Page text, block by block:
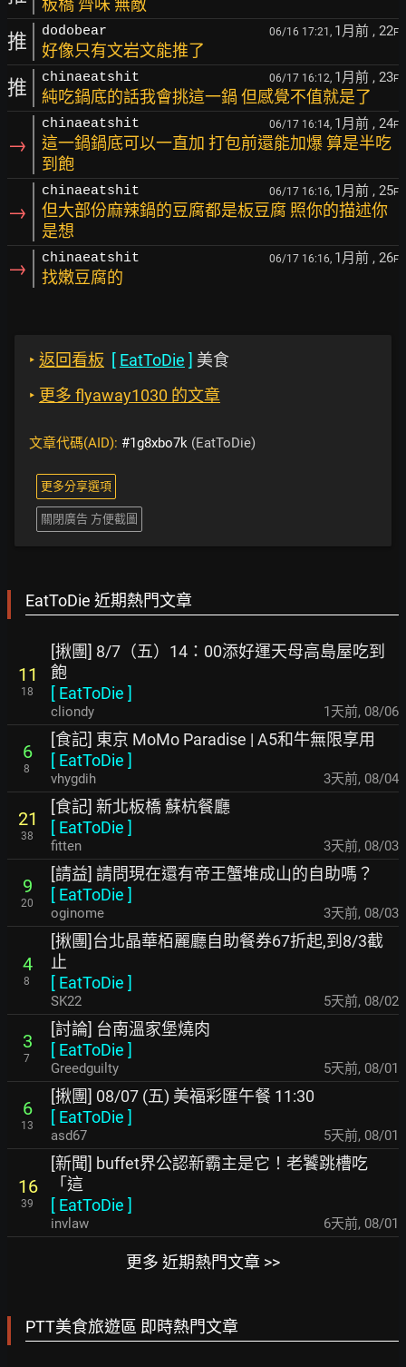
板橋 齊味 無敵
推 dodobear 06/16 17:21, 1月前 , 22F
好像只有文岩文能推了
推 chinaeatshit 06/17 16:12, 1月前 , 23F
純吃鍋底的話我會挑這一鍋 但感覺不值就是了
→
chinaeatshit 06/17 16:14, 1月前 , 24F
這一鍋鍋底可以一直加 打包前還能加爆 算是半吃
到飽
→
chinaeatshit 06/17 16:16, 1月前 , 25F
但大部份麻辣鍋的豆腐都是板豆腐 照你的描述你
是想
→ chinaeatshit 06/17 16:16, 1月前 , 26F
找嫩豆腐的
‣ 返回看板 [ EatToDie ] 美食
‣ 更多 flyaway1030 的文章
文章代碼(AID): #1g8xbo7k (EatToDie)
更多分享選項
關閉廣告 方便截圖
EatToDie 近期熱門文章
11
18
[揪團] 8/7（五）14：00添好運天母高島屋吃到
飽
[ EatToDie ]
cliondy 1天前, 08/06
6
8
[食記] 東京 MoMo Paradise | A5和牛無限享用
[ EatToDie ]
vhygdih 3天前, 08/04
21
38
[食記] 新北板橋 蘇杭餐廳
[ EatToDie ]
fitten 3天前, 08/03
9
20
[請益] 請問現在還有帝王蟹堆成山的自助嗎？
[ EatToDie ]
oginome 3天前, 08/03
4
8
[揪團]台北晶華栢麗廳自助餐券67折起,到8/3截
止
[ EatToDie ]
SK22 5天前, 08/02
3
7
[討論] 台南溫家堡燒肉
[ EatToDie ]
Greedguilty 5天前, 08/01
6
13
[揪團] 08/07 (五) 美福彩匯午餐 11:30
[ EatToDie ]
asd67 5天前, 08/01
16
39
[新聞] buffet界公認新霸主是它！老饕跳槽吃
「這
[ EatToDie ]
invlaw 6天前, 08/01
更多 近期熱門文章 >>
PTT美食旅遊區 即時熱門文章